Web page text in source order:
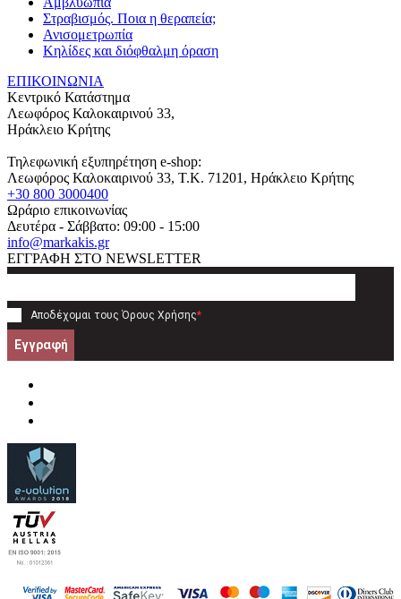
Στραβισμός. Ποια η θεραπεία;
Ανισομετρωπία
Κηλίδες και διόφθαλμη όραση
ΕΠΙΚΟΙΝΩΝΙΑ
Κεντρικό Κατάστημα
Λεωφόρος Καλοκαιρινού 33,
Ηράκλειο Κρήτης
Τηλεφωνική εξυπηρέτηση e-shop:
Λεωφόρος Καλοκαιρινού 33, T.K. 71201 , Ηράκλειο Κρήτης
+30 800 3000400
Ωράριο επικοινωνίας
Δευτέρα - Σάββατο: 09:00 - 15:00
info@markakis.gr
ΕΓΓΡΑΦΗ ΣΤΟ NEWSLETTER
Αποδέχομαι τους Όρους Χρήσης*
Εγγραφή